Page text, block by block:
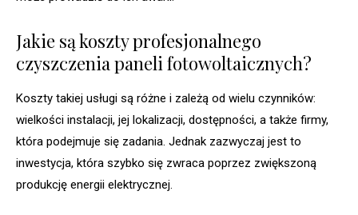
Jakie są koszty profesjonalnego
czyszczenia paneli fotowoltaicznych?
Koszty takiej usługi są różne i zależą od wielu czynników:
wielkości instalacji, jej lokalizacji, dostępności, a także firmy,
która podejmuje się zadania. Jednak zazwyczaj jest to
inwestycja, która szybko się zwraca poprzez zwiększoną
produkcję energii elektrycznej.